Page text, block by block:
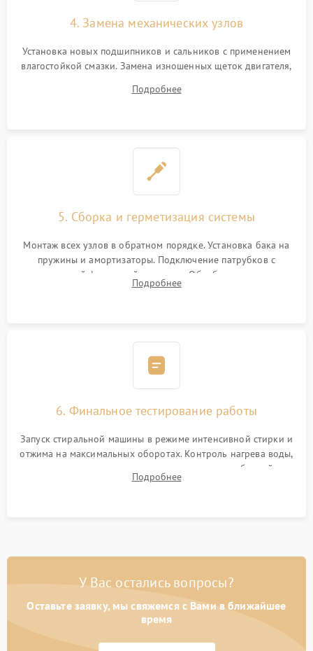
4. Замена механических узлов
Установка новых подшипников и сальников с применением
влагостойкой смазки. Замена изношенных щеток двигателя,
или поврежденной резиновой манжеты.
Подробнее
5. Сборка и герметизация системы
Монтаж всех узлов в обратном порядке. Установка бака на
пружины и амортизаторы. Подключение патрубков с
надежной фиксацией хомутами. Обработка стыков
герметиком для предотвращения возможных протечек воды.
Подробнее
6. Финальное тестирование работы
Запуск стиральной машины в режиме интенсивной стирки и
отжима на максимальных оборотах. Контроль нагрева воды,
корректности слива, отсутствия излишних вибраций,
посторонних стуков и протечек под корпусом.
Подробнее
У Вас остались вопросы?
Оставьте заявку, мы свяжемся с Вами в ближайшее
время